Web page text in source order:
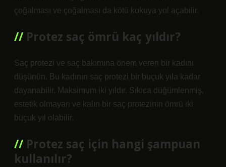
çoğalması ve çoğalması da kötü kokuya yol açabilir.
Protez saç ömrü kaç yıldır?
Saç protezi ve saç bakımına önem veren bir kadını
düşünün. Bu kadının saç protezi bir buçuk yıla kadar
dayanabilir. Maksimum iki yıldır. Sıkıca düğümlenmiş,
estetik olmayan ve kalın bir saç protezinin ömrü iki
buçuk yıl olabilir.
Protez saç için hangi şampuan
kullanılır?